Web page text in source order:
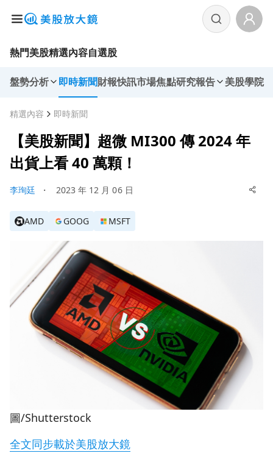
熱門美股精選內容自選股
盤勢分析 即時新聞財報快訊市場焦點研究報告 美股學院
精選內容 即時新聞
【美股新聞】超微 MI300 傳 2024 年
出貨上看 40 萬顆！
李珣廷 ・ 2023 年 12 月 06 日
AMD GOOG MSFT
圖/Shutterstock
全文同步載於美股放大鏡